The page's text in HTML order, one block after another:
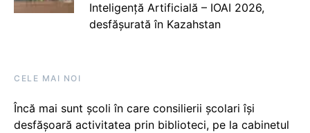
Inteligență Artificială – IOAI 2026,
desfășurată în Kazahstan
CELE MAI NOI
Încă mai sunt școli în care consilierii școlari își
desfășoară activitatea prin biblioteci, pe la cabinetul